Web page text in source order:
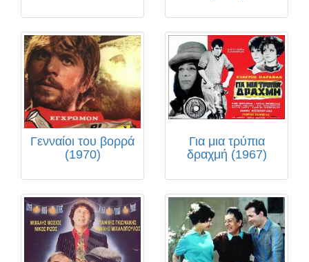
Γενναίοι του βορρά
(1970)
Για μια τρύπια
δραχμή (1967)